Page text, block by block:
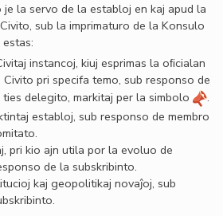
la servo de la establoj en kaj apud la
sub la imprimaturo de la Konsulo
instancoj, kiuj esprimas la oﬁcialan
pri specifa temo, sub responso de
delegito, markitaj per la simbolo
.
establoj, sub responso de membro
pri kio ajn utila por la evoluo de
de la subskribinto.
kaj geopolitikaj novaĵoj, sub